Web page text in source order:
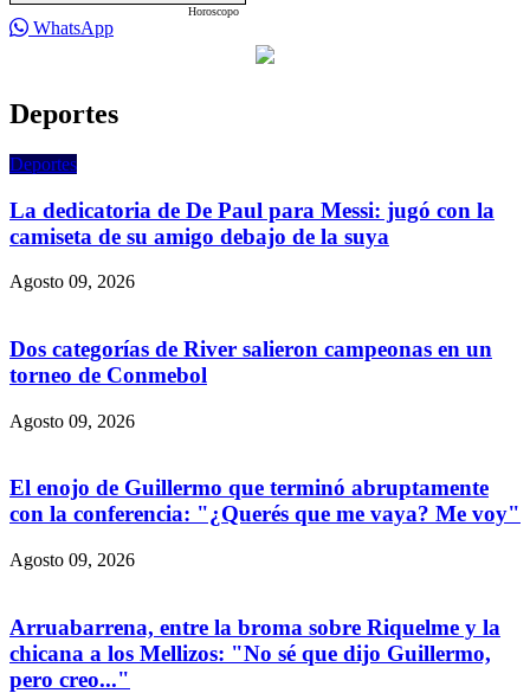
Horoscopo
WhatsApp
Deportes
Deportes
La dedicatoria de De Paul para Messi: jugó con la
camiseta de su amigo debajo de la suya
Agosto 09, 2026
Dos categorías de River salieron campeonas en un
torneo de Conmebol
Agosto 09, 2026
El enojo de Guillermo que terminó abruptamente
con la conferencia: "¿Querés que me vaya? Me voy"
Agosto 09, 2026
Arruabarrena, entre la broma sobre Riquelme y la
chicana a los Mellizos: "No sé que dijo Guillermo,
pero creo..."